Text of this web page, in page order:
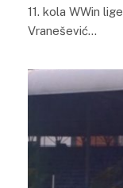
11. kola WWin
Vranešević…